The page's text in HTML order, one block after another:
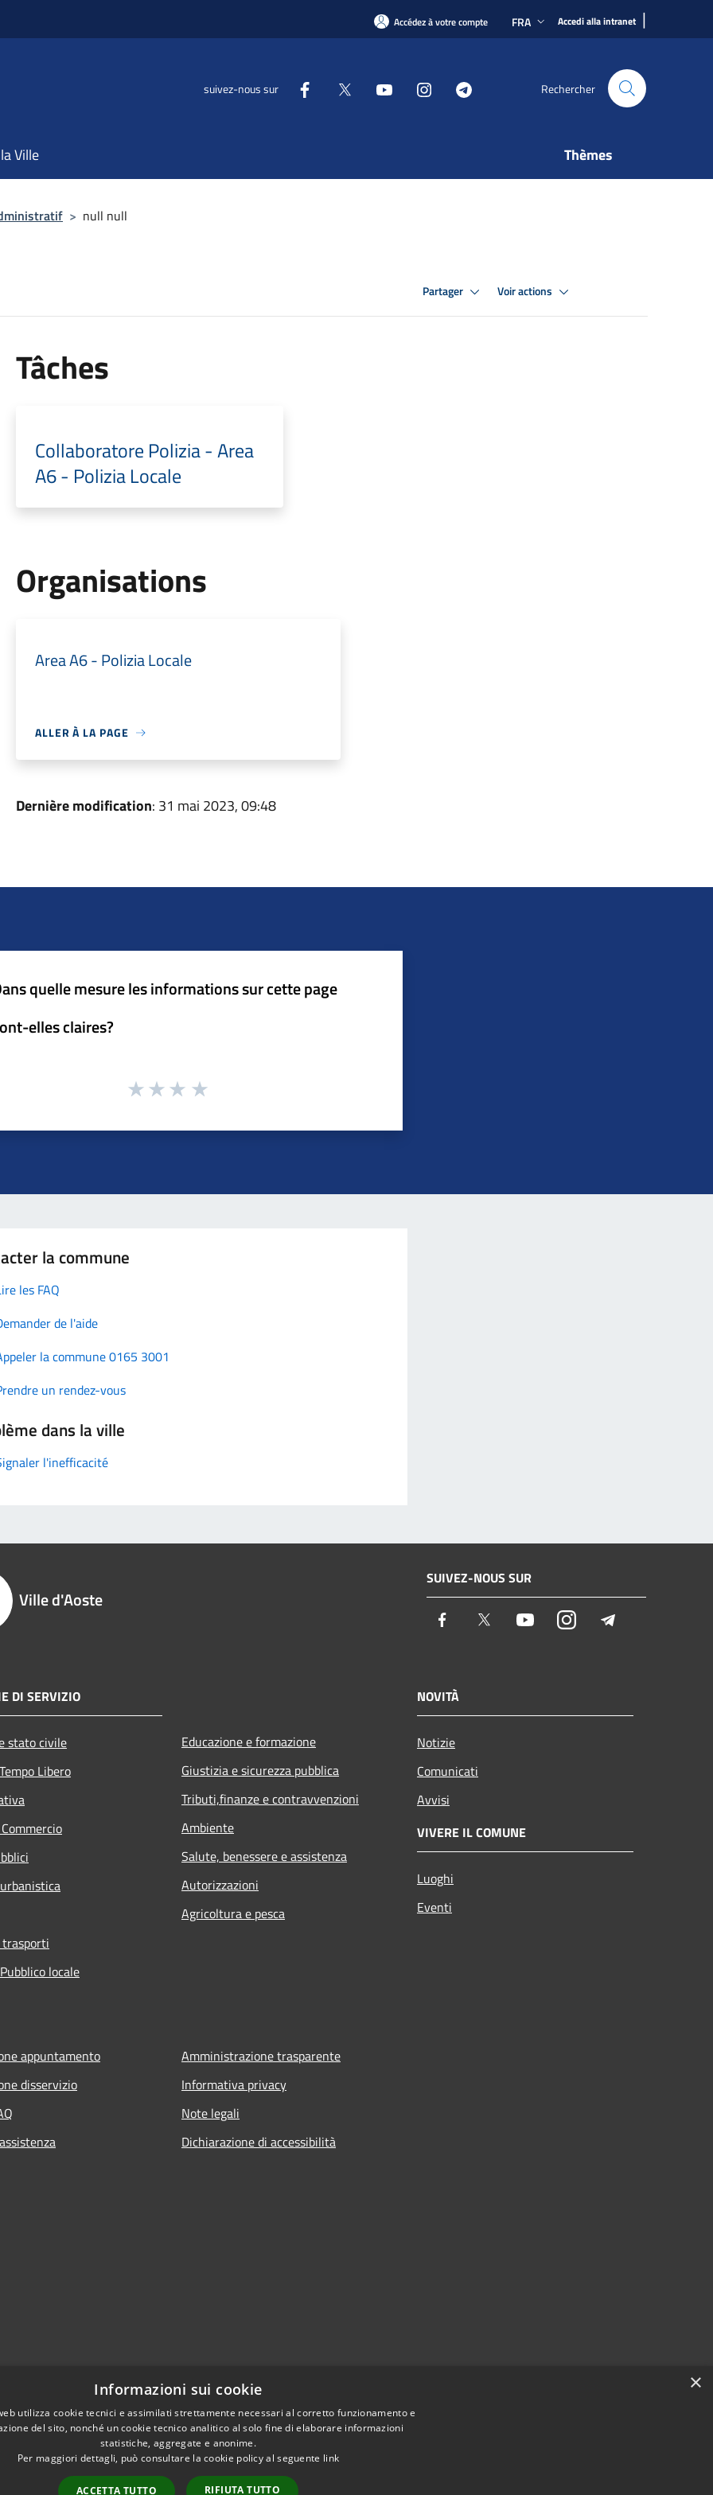
Accédez à votre compte FRA Accedi alla intranet |
suivez-nous sur Rechercher
Ville Thèmes
> null null
Partager Voir actions
Tâches
Collaboratore Polizia - Area
A6 - Polizia Locale
Organisations
Area A6 - Polizia Locale
ALLER À LA PAGE
Dernière modification: 31 mai 2023, 09:48
quelle mesure les informations sur cette page
elles claires?
la commune
les FAQ
de l'aide
la commune 0165 3001
un rendez-vous
dans la ville
l'inefficacité
Ville d'Aoste
SUIVEZ-NOUS SUR
Facebook Twitter YoutubeInstagram
DI SERVIZIO
stato civile
Libero
locale
Educazione e formazione
Giustizia e sicurezza pubblica
Tributi,finanze e contravvenzioni
Ambiente
Salute, benessere e assistenza
Autorizzazioni
Agricoltura e pesca
NOVITÀ
Notizie
Comunicati
Avvisi
VIVERE IL COMUNE
Luoghi
Eventi
appuntamento
disservizio
Amministrazione trasparente
Informativa privacy
Note legali
Dichiarazione di accessibilità
×
Informazioni sui cookie
utilizza cookie tecnici e assimilati strettamente necessari al corretto funzionamento e
del sito, nonché un cookie tecnico analitico al solo fine di elaborare informazioni
statistiche, aggregate e anonime.
Per maggiori dettagli, può consultare la cookie policy al seguente link
ACCETTA TUTTO RIFIUTA TUTTO